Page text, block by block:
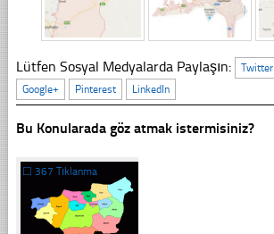
Lütfen Sosyal Medyalarda Paylaşın: Twitter
Google+
Pinterest LinkedIn
Bu Konularada göz atmak istermisiniz?
☐ 367 Tıklanma